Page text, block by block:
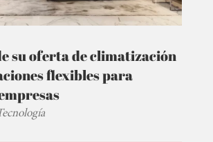
su oferta de climatización
flexibles para